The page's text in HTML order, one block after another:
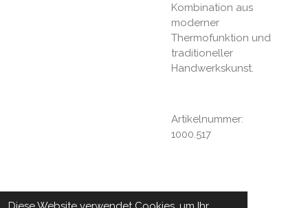
Kombination aus
moderner
Thermofunktion und
traditioneller
Handwerkskunst.
Artikelnummer:
1000.517